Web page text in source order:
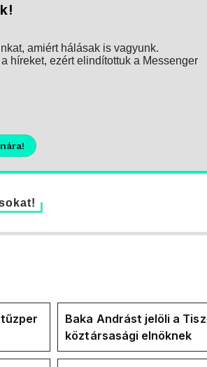
amiért hálásak is vagyunk.
híreket, ezért elindítottuk a Messenger
Baka Andrást jelöli a
köztársasági elnöknek